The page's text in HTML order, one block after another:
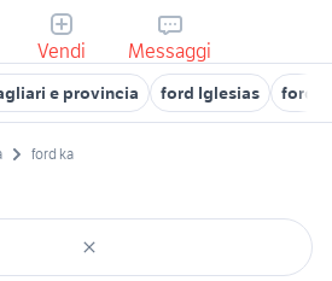
Vendi Messaggi
e provincia ford Iglesias ford
ford ka